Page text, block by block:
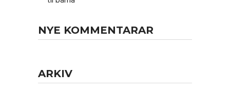
NYE KOMMENTARAR
ARKIV